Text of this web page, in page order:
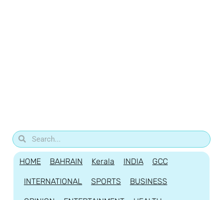
HOME BAHRAIN Kerala INDIA GCC
INTERNATIONAL SPORTS BUSINESS